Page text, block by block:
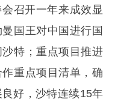
召开一年来成效显
国王对中国进行国
特；重点项目推进
重点项目清单，确
好，沙特连续15年